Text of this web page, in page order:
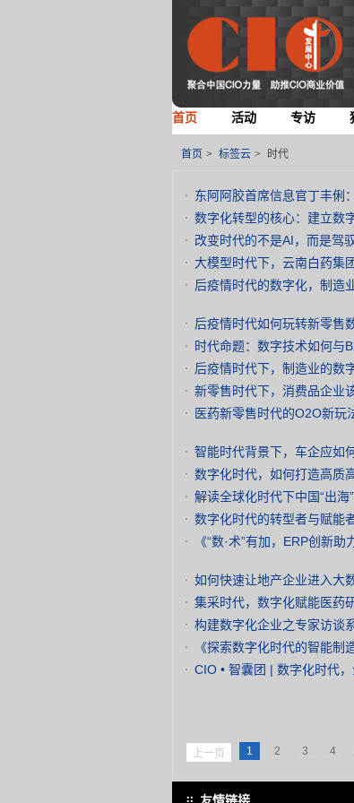
首页 活动 专访
首页 > 标签云 > 时代
东阿阿胶首席信息官丁丰俐
数字化转型的核心：建立数
改变时代的不是AI，而是驾
大模型时代下，云南白药集
后疫情时代的数字化，制造
后疫情时代如何玩转新零售
时代命题：数字技术如何与
后疫情时代下，制造业的数
新零售时代下，消费品企业
医药新零售时代的O2O新玩
智能时代背景下，车企应如
数字化时代，如何打造高质
解读全球化时代下中国“出海
数字化时代的转型者与赋能
《“数·术”有加，ERP创新
如何快速让地产企业进入大
集采时代，数字化赋能医药
构建数字化企业之专家访谈
18:14
《探索数字化时代的智能
CIO • 智囊团 | 数字化时代
上一页 1 2 3 4